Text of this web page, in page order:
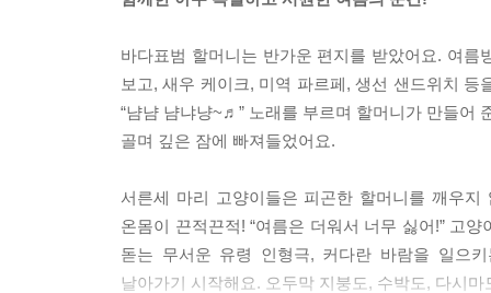
고양이들이 데굴데굴 왕수박에 매달렸어요.
“끈적끈적한 여름은 너무 싫어~!”
--- pp.24-25
바다표범 할머니는 반가운 편지를 받았어요. 여
보고, 새우 케이크, 미역 파르페, 생선 샌드위치
“냠냠 냠냐냥~♬” 노래를 부르며 할머니가 만들어
골며 깊은 잠에 빠져들었어요.
서른세 마리 고양이들은 피곤한 할머니를 깨우
온몸이 끈적끈적! “여름은 더워서 너무 싫어!” 고
돋는 무서운 유령 인형극, 커다란 바람을 일으
날아가기 시작해요. 오두막 지붕도, 수박도, 다시